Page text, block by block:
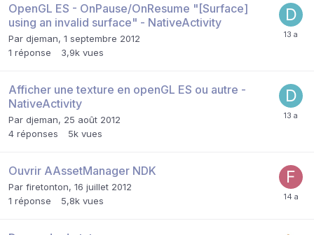
OpenGL ES - OnPause/OnResume "[Surface]
using an invalid surface" - NativeActivity
Par djeman, 1 septembre 2012
1 réponse 3,9k vues
Afficher une texture en openGL ES ou autre -
NativeActivity
Par djeman, 25 août 2012
4 réponses 5k vues
Ouvrir AAssetManager NDK
Par firetonton, 16 juillet 2012
1 réponse 5,8k vues